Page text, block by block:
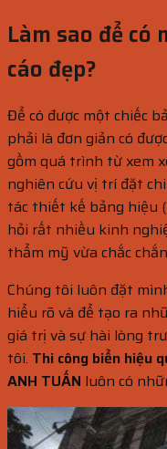
Làm sao để
cáo đẹp?
Để có được một chiếc
phải là đơn giản có
gồm quá trình từ xem
nghiên cứu vị trí đặt
tác thiết kế bảng hiệu
hỏi rất nhiều kinh
thẩm mỹ vừa chắc
Chúng tôi luôn đặt
hiểu rõ và để tạo ra
giá trị và sự hài lòng
tôi. Thi công biển hiệu
ANH TUẤN luôn có